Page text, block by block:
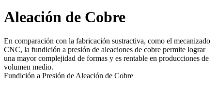
Aleación de Cobre
En comparación con la fabricación sustractiva, como el mecanizado
CNC, la fundición a presión de aleaciones de cobre permite lograr
una mayor complejidad de formas y es rentable en producciones de
volumen medio.
Fundición a Presión de Aleación de Cobre